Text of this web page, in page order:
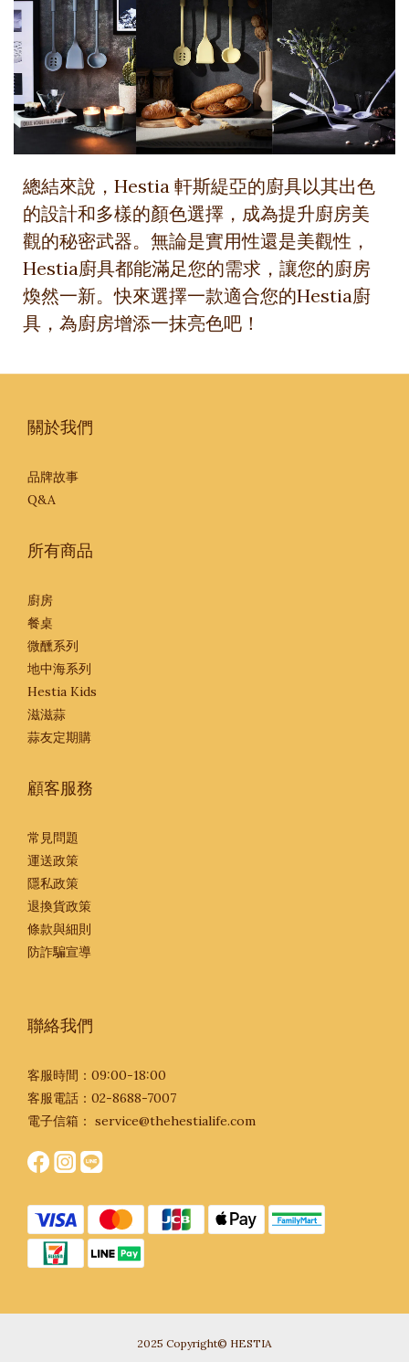
總結來說，Hestia 軒斯緹亞的廚具以其出色
的設計和多樣的顏色選擇，成為提升廚房美
觀的秘密武器。無論是實用性還是美觀性，
Hestia廚具都能滿足您的需求，讓您的廚房
煥然一新。快來選擇一款適合您的Hestia廚
具，為廚房增添一抹亮色吧！
關於我們
品牌故事
Q&A
所有商品
廚房
餐桌
微醺系列
地中海系列
Hestia Kids
滋滋蒜
蒜友定期購
顧客服務
常見問題
運送政策
隱私政策
退換貨政策
條款與細則
防詐騙宣導
聯絡我們
客服時間：09:00-18:00
客服電話：02-8688-7007
電子信箱： service@thehestialife.com
2025 Copyright© HESTIA